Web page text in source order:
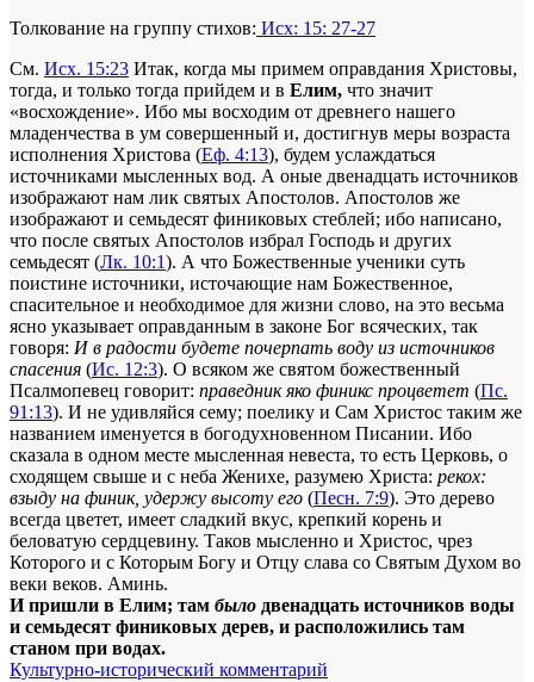
Толкование на группу стихов: Исх: 15: 27-27
См. Исх. 15:23 Итак, когда мы примем оправдания Христовы,
тогда, и только тогда прийдем и в Елим, что значит
«восхождение». Ибо мы восходим от древнего нашего
младенчества в ум совершенный и, достигнув меры возраста
исполнения Христова (Еф. 4:13), будем услаждаться
источниками мысленных вод. А оные двенадцать источников
изображают нам лик святых Апостолов. Апостолов же
изображают и семьдесят финиковых стеблей; ибо написано,
что после святых Апостолов избрал Господь и других
семьдесят (Лк. 10:1). А что Божественные ученики суть
поистине источники, источающие нам Божественное,
спасительное и необходимое для жизни слово, на это весьма
ясно указывает оправданным в законе Бог всяческих, так
говоря: И в радости будете почерпать воду из источников
спасения (Ис. 12:3). О всяком же святом божественный
Псалмопевец говорит: праведник яко финикс процветет (Пс.
91:13). И не удивляйся сему; поелику и Сам Христос таким же
названием именуется в богодухновенном Писании. Ибо
сказала в одном месте мысленная невеста, то есть Церковь, о
сходящем свыше и с неба Женихе, разумею Христа: рекох:
взыду на финик, удержу высоту его (Песн. 7:9). Это дерево
всегда цветет, имеет сладкий вкус, крепкий корень и
беловатую сердцевину. Таков мысленно и Христос, чрез
Которого и с Которым Богу и Отцу слава со Святым Духом во
веки веков. Аминь.
И пришли в Елим; там было двенадцать источников воды
и семьдесят финиковых дерев, и расположились там
станом при водах.
Культурно-исторический комментарий